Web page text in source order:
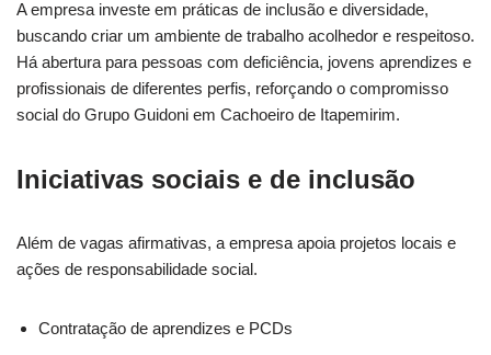
A empresa investe em práticas de inclusão e diversidade,
buscando criar um ambiente de trabalho acolhedor e respeitoso.
Há abertura para pessoas com deficiência, jovens aprendizes e
profissionais de diferentes perfis, reforçando o compromisso
social do Grupo Guidoni em Cachoeiro de Itapemirim.
Iniciativas sociais e de inclusão
Além de vagas afirmativas, a empresa apoia projetos locais e
ações de responsabilidade social.
Contratação de aprendizes e PCDs